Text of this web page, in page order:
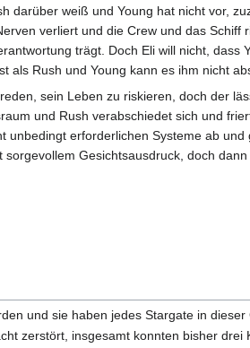
darüber weiß und Young hat nicht vor,
verliert und die Crew und das
trägt. Doch Eli will nicht,
als Rush und Young kann es ihm nicht
sein Leben zu riskieren, doch der
und Rush verabschiedet sich und
unbedingt erforderlichen Systeme ab
Gesichtsausdruck, doch
und sie haben jedes Stargate in dieser
zerstört, insgesamt konnten bisher